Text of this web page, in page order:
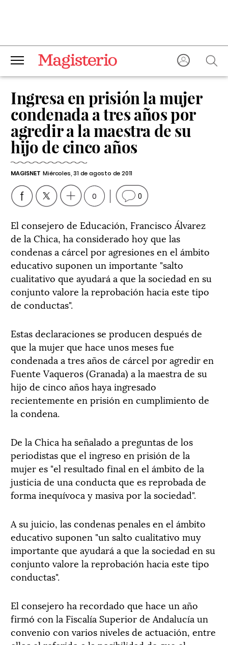
Ingresa en prisión la mujer
condenada a tres años por
agredir a la maestra de su
hijo de cinco años
MAGISNET Miércoles, 31 de agosto de 2011
0 0
El consejero de Educación, Francisco Álvarez
de la Chica, ha considerado hoy que las
condenas a cárcel por agresiones en el ámbito
educativo suponen un importante "salto
cualitativo que ayudará a que la sociedad en su
conjunto valore la reprobación hacia este tipo
de conductas".
Estas declaraciones se producen después de
que la mujer que hace unos meses fue
condenada a tres años de cárcel por agredir en
Fuente Vaqueros (Granada) a la maestra de su
hijo de cinco años haya ingresado
recientemente en prisión en cumplimiento de
la condena.
De la Chica ha señalado a preguntas de los
periodistas que el ingreso en prisión de la
mujer es "el resultado final en el ámbito de la
justicia de una conducta que es reprobada de
forma inequívoca y masiva por la sociedad".
A su juicio, las condenas penales en el ámbito
educativo suponen "un salto cualitativo muy
importante que ayudará a que la sociedad en su
conjunto valore la reprobación hacia este tipo
conductas".
El consejero ha recordado que hace un año
firmó con la Fiscalía Superior de Andalucía un
convenio con varios niveles de actuación, entre